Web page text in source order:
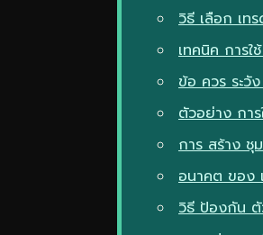
วิธี เลือก เท
เทคนิค การใ
ข้อ ควร ระวั
ตัวอย่าง กา
การ สร้าง ชุ
อนาคต ของ
วิธี ป้องกัน ตั